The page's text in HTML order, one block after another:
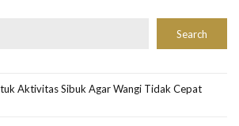
Search
Aktivitas Sibuk Agar Wangi Tidak Cepat